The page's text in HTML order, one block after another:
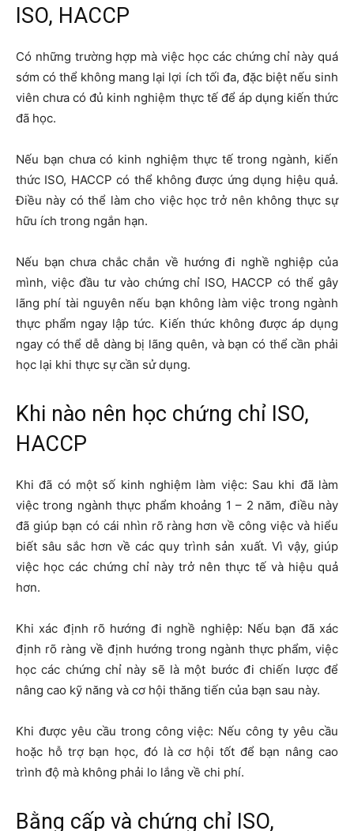
ISO, HACCP
Có những trường hợp mà việc học các chứng chỉ này quá
sớm có thể không mang lại lợi ích tối đa, đặc biệt nếu sinh
viên chưa có đủ kinh nghiệm thực tế để áp dụng kiến thức
đã học.
Nếu bạn chưa có kinh nghiệm thực tế trong ngành, kiến
thức ISO, HACCP có thể không được ứng dụng hiệu quả.
Điều này có thể làm cho việc học trở nên không thực sự
hữu ích trong ngắn hạn.
Nếu bạn chưa chắc chắn về hướng đi nghề nghiệp của
mình, việc đầu tư vào chứng chỉ ISO, HACCP có thể gây
lãng phí tài nguyên nếu bạn không làm việc trong ngành
thực phẩm ngay lập tức. Kiến thức không được áp dụng
ngay có thể dễ dàng bị lãng quên, và bạn có thể cần phải
học lại khi thực sự cần sử dụng.
Khi nào nên học chứng chỉ ISO,
HACCP
Khi đã có một số kinh nghiệm làm việc: Sau khi đã làm
việc trong ngành thực phẩm khoảng 1 – 2 năm, điều này
đã giúp bạn có cái nhìn rõ ràng hơn về công việc và hiểu
biết sâu sắc hơn về các quy trình sản xuất. Vì vậy, giúp
việc học các chứng chỉ này trở nên thực tế và hiệu quả
hơn.
Khi xác định rõ hướng đi nghề nghiệp: Nếu bạn đã xác
định rõ ràng về định hướng trong ngành thực phẩm, việc
học các chứng chỉ này sẽ là một bước đi chiến lược để
nâng cao kỹ năng và cơ hội thăng tiến của bạn sau này.
Khi được yêu cầu trong công việc: Nếu công ty yêu cầu
hoặc hỗ trợ bạn học, đó là cơ hội tốt để bạn nâng cao
trình độ mà không phải lo lắng về chi phí.
Bằng cấp và chứng chỉ ISO,